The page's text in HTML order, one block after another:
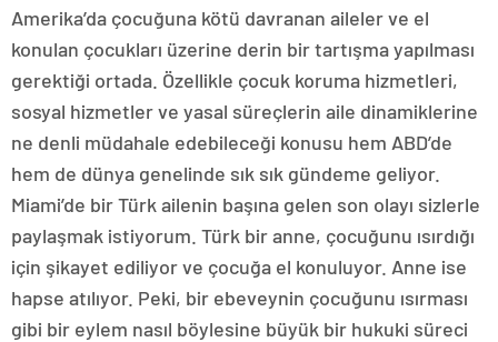
Amerika’da çocuğuna kötü davranan aileler ve el
konulan çocukları üzerine derin bir tartışma yapılması
gerektiği ortada. Özellikle çocuk koruma hizmetleri,
sosyal hizmetler ve yasal süreçlerin aile dinamiklerine
ne denli müdahale edebileceği konusu hem ABD’de
hem de dünya genelinde sık sık gündeme geliyor.
Miami’de bir Türk ailenin başına gelen son olayı sizlerle
paylaşmak istiyorum. Türk bir anne, çocuğunu ısırdığı
için şikayet ediliyor ve çocuğa el konuluyor. Anne ise
hapse atılıyor. Peki, bir ebeveynin çocuğunu ısırması
gibi bir eylem nasıl böylesine büyük bir hukuki süreci